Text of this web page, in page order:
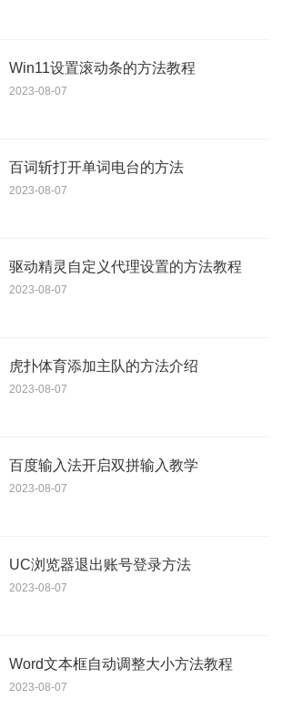
Win11设置滚动条的方法教程
2023-08-07
百词斩打开单词电台的方法
2023-08-07
驱动精灵自定义代理设置的方法教程
2023-08-07
虎扑体育添加主队的方法介绍
2023-08-07
百度输入法开启双拼输入教学
2023-08-07
UC浏览器退出账号登录方法
2023-08-07
Word文本框自动调整大小方法教程
2023-08-07